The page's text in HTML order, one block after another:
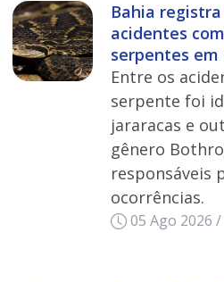
Bahia
acidentes
serpentes em
Entre os
serpente foi
jararacas e
gênero
responsáveis
ocorrências.
05 Ago 2026